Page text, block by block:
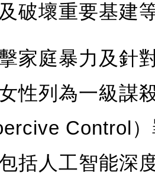
破壞重要基建
家庭暴力及針
性列為一級謀
Control
括人工智能深